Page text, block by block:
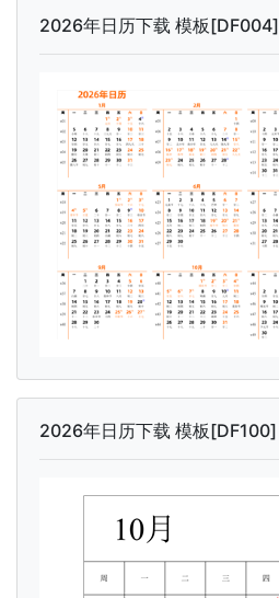
2026年日历下载 模板[DF004]
2026年日历下载 模板[DF100]